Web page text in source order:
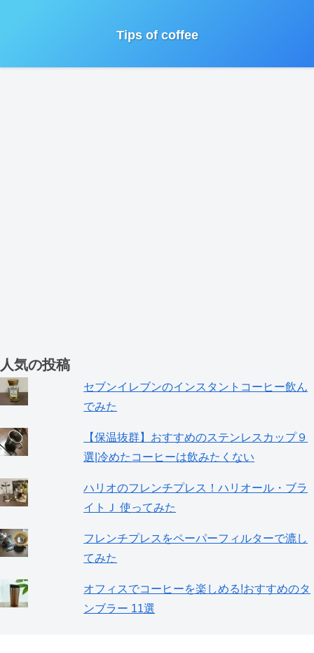
Tips of coffee
人気の投稿
セブンイレブンのインスタントコーヒー飲ん
でみた
【保温抜群】おすすめのステンレスカップ９
選|冷めたコーヒーは飲みたくない
ハリオのフレンチプレス！ハリオール・ブラ
イトＪ 使ってみた
フレンチプレスをペーパーフィルターで漉し
てみた
オフィスでコーヒーを楽しめる!おすすめのタ
ンブラー 11選